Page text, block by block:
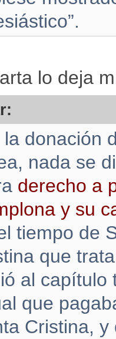
lo deja
la donación
nada se
derecho a
y su
tiempo de
que
al capítulo
que
Cristina,